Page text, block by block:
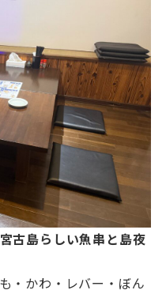
古島らしい魚串と島夜
・かわ・レバー・ぼん